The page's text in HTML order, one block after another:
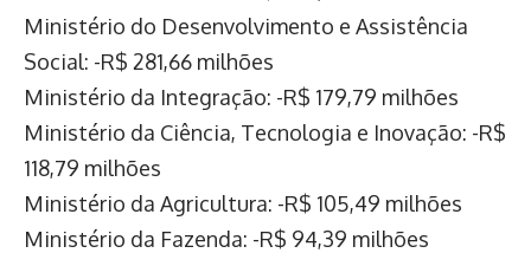
Ministério do Desenvolvimento e Assistência
Social: -R$ 281,66 milhões
Ministério da Integração: -R$ 179,79 milhões
Ministério da Ciência, Tecnologia e Inovação: -R$
118,79 milhões
Ministério da Agricultura: -R$ 105,49 milhões
Ministério da Fazenda: -R$ 94,39 milhões